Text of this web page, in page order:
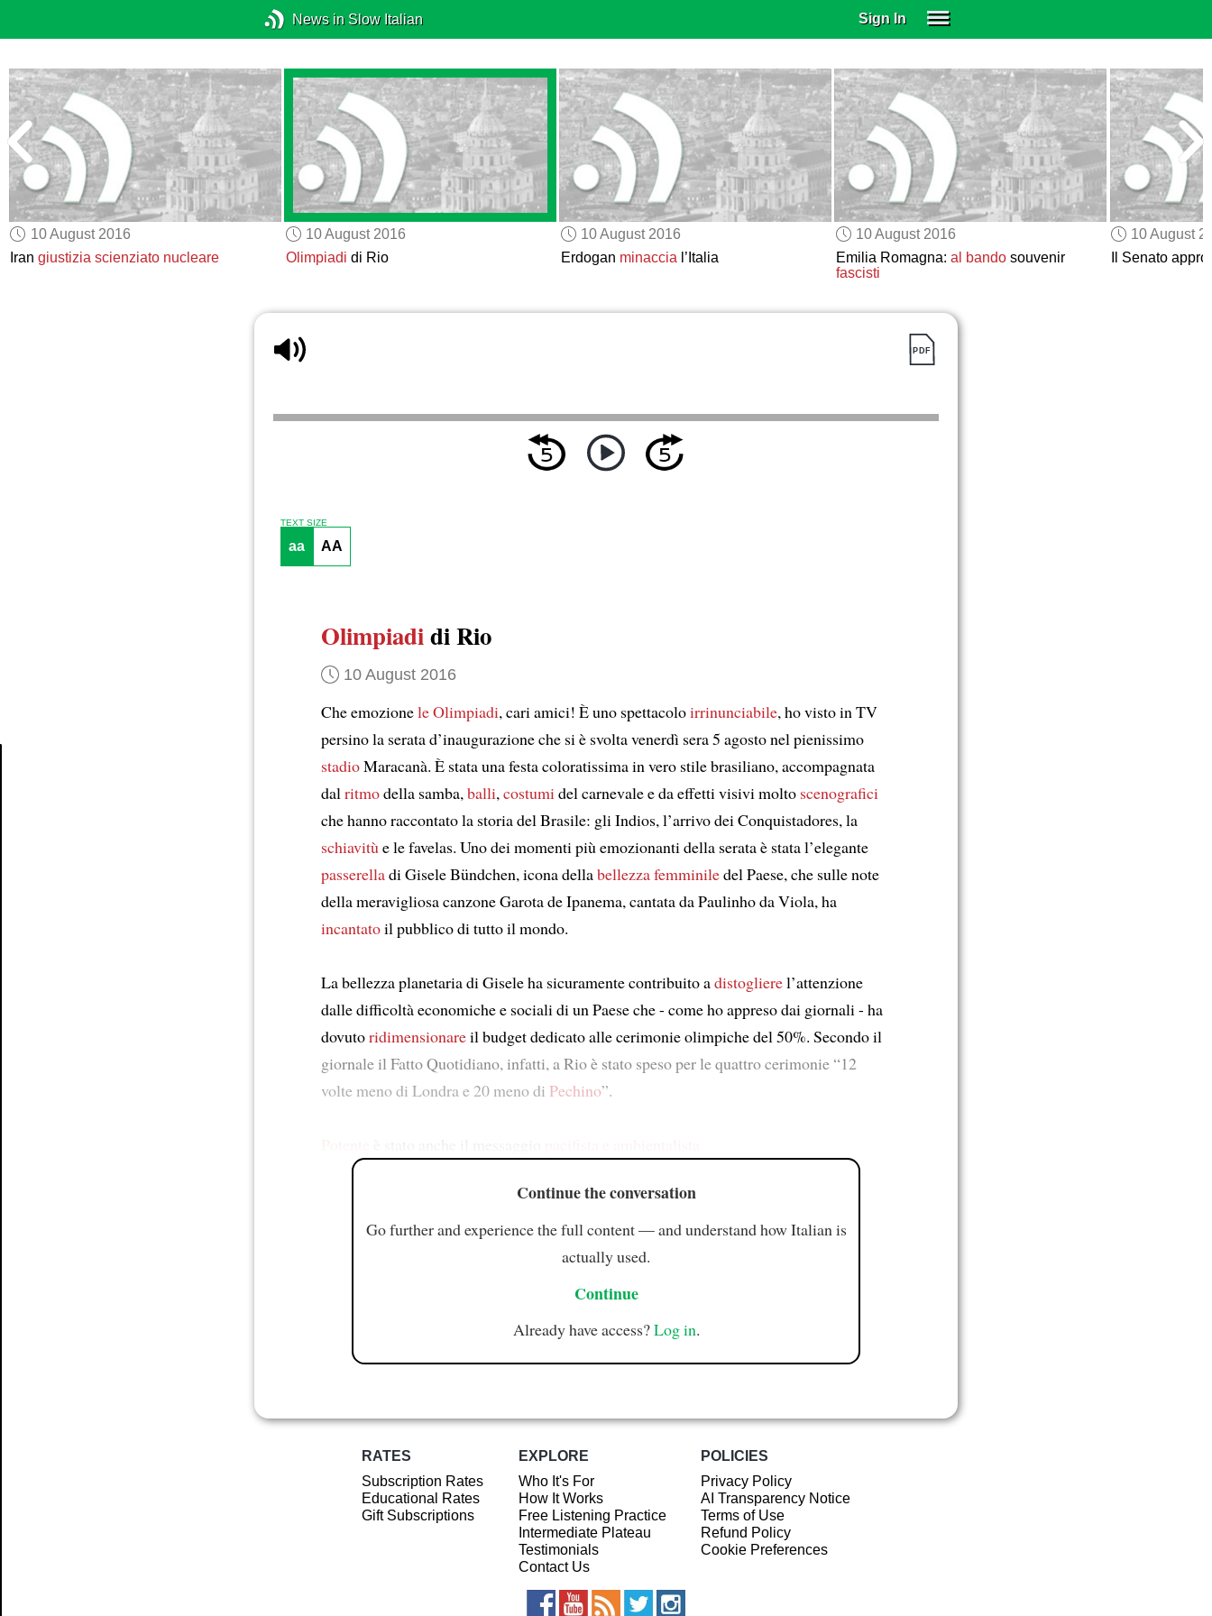
News in Slow Italian Sign In
SUBSCRIBE
EDUCATIONAL LICENSES
GIFT CARDS
OTHER LANGUAGES
ABOUT US
ALEXA
ADJUST COLORS
10 August 2016
Irangiustizia scienziato nucleare
10 August 2016
Olimpiadi di Rio
10 August 2016
Erdogan minaccial’Italia
10 August 2016
Emilia Romagna: al bandosouvenir
fascisti
10 August
Il Senato
TEXT SIZE
aa AA
Olimpiadidi Rio
10 August 2016
Che emozionele Olimpiadi, cari amici! È uno spettacoloirrinunciabile, ho visto in TV
persino la serata d’inaugurazione che si è svolta venerdì sera 5 agosto nel pienissimo
stadioMaracanà. È stata una festa coloratissima in vero stile brasiliano, accompagnata
dal ritmodella samba, balli, costumi del carnevale e da effetti visivi molto scenografici
che hanno raccontato la storia del Brasile: gli Indios, l’arrivo dei Conquistadores, la
schiavitù e le favelas. Uno dei momenti più emozionanti della serata è stata l’elegante
passerelladi Gisele Bündchen, icona dellabellezza femminiledel Paese, che sulle note
della meravigliosa canzone Garota de Ipanema, cantata da Paulinho da Viola, ha
incantatoil pubblico di tutto il mondo.
La bellezza planetaria di Gisele ha sicuramente contribuito adistoglierel’attenzione
dalle difficoltà economiche e sociali di un Paese che - come ho appreso dai giornali - ha
dovutoridimensionareil budget dedicato alle cerimonie olimpiche del 50%. Secondo il
giornale il Fatto Quotidiano, infatti, a Rio è stato speso per le quattro cerimonie “12
volte meno di Londra e 20 meno di Pechino”.
Continue the conversation
Go further and experience the full content — and understand how Italian is
actually used.
Continue
Already have access?Log in.
RATES
Subscription Rates
Educational Rates
Gift Subscriptions
EXPLORE
Who It's For
How It Works
Free Listening Practice
Intermediate Plateau
Testimonials
Contact Us
POLICIES
Privacy Policy
AI Transparency Notice
Terms of Use
Refund Policy
Cookie Preferences